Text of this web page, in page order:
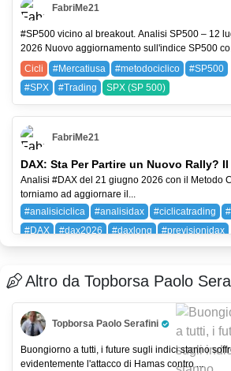
FabriMe21
#SP500 vicino al breakout. Analisi SP500 – 12 luglio
2026 Nuovo aggiornamento sull'indice SP500
Cicli
#Mercatiusa #metodociclico
#SP500
#SPX
#Trading SPX (SP 500)
FabriMe21
DAX: Sta Per Partire un Nuovo Rally?
Analisi #DAX del 21 giugno 2026 con il Metodo Ciclico. Dopo circa
torniamo ad aggiornare il...
#analisiciclica
#analisidax #ciclicatrading
#DAX
#dax2026 #daxlong
#previsionidax
DAX (DAX 40)
Altro da Topborsa Paolo
Topborsa Paolo Serafini
Pro Trader
Buongiorno a tutti, i future sugli indici stanno
evidentemente l'attacco di Hamas contro ...